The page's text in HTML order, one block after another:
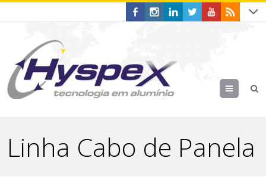
Menu
Linha Cabo de Panela